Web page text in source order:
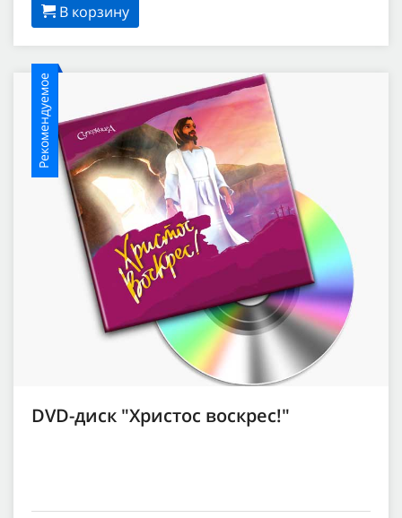
В корзину
Рекомендуемое
DVD-диск "Христос воскрес!"